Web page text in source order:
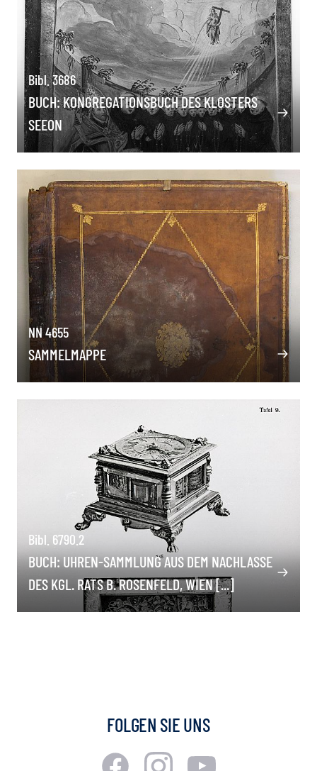
Bibl. 3686
BUCH: KONGREGATIONSBUCH DES KLOSTERS
SEEON
NN 4655
SAMMELMAPPE
Bibl. 6790.2
BUCH: UHREN-SAMMLUNG AUS DEM NACHLASSE
DES KGL. RATS B. ROSENFELD, WIEN [...]
FOLGEN SIE UNS